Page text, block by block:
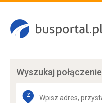
Wyszukaj połączenie
Z